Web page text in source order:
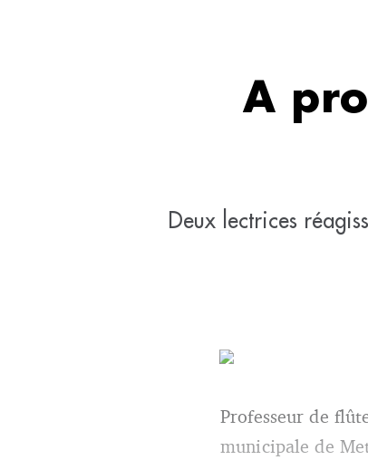
A
Deux lectrices
Professeur de
municipale de